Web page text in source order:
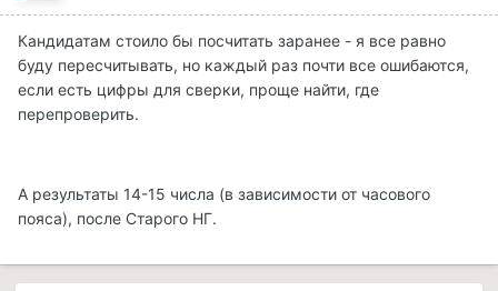
Кандидатам стоило бы посчитать заранее - я все равно
буду пересчитывать, но каждый раз почти все ошибаются,
если есть цифры для сверки, проще найти, где
перепроверить.
А результаты 14-15 числа (в зависимости от часового
пояса), после Старого НГ.